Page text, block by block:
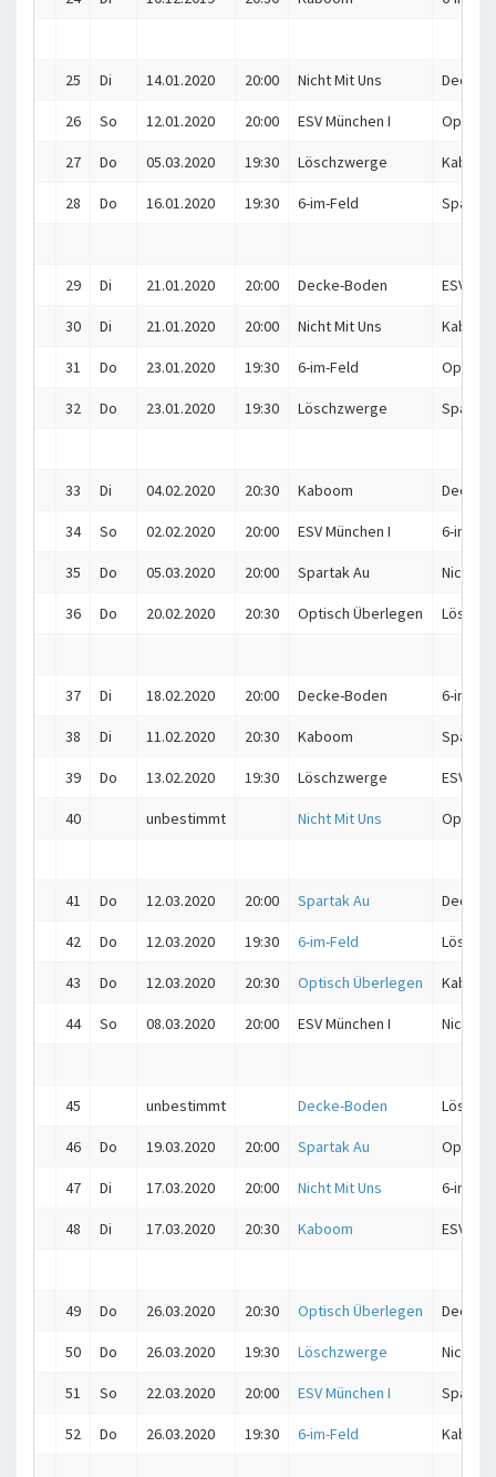
25 Di 14.01.2020 20:00 Nicht Mit Uns Decke-
26 So 12.01.2020 20:00 ESV München I
27 Do 05.03.2020 19:30 Löschzwerge Kaboom
28 Do 16.01.2020 19:30 6-im-Feld Spartak
29 Di 21.01.2020 20:00 Decke-Boden ESV
30 Di 21.01.2020 20:00 Nicht Mit Uns Kaboom
31 Do 23.01.2020 19:30 6-im-Feld
32 Do 23.01.2020 19:30 Löschzwerge Spartak
33 Di 04.02.2020 20:30 Kaboom Decke-
34 So 02.02.2020 20:00 ESV München I 6-im-
35 Do 05.03.2020 20:00 Spartak Au Nicht
36 Do 20.02.2020 20:30 Optisch Überlegen
37 Di 18.02.2020 20:00 Decke-Boden 6-im-
38 Di 11.02.2020 20:30 Kaboom Spartak
39 Do 13.02.2020 19:30 Löschzwerge ESV
40 unbestimmt Nicht Mit Uns
41 Do 12.03.2020 20:00 Spartak Au Decke-
42 Do 12.03.2020 19:30 6-im-Feld
43 Do 12.03.2020 20:30 Optisch Überlegen Kaboom
44 So 08.03.2020 20:00 ESV München I Nicht
45 unbestimmt Decke-Boden
46 Do 19.03.2020 20:00 Spartak Au
47 Di 17.03.2020 20:00 Nicht Mit Uns 6-im-
48 Di 17.03.2020 20:30 Kaboom ESV
49 Do 26.03.2020 20:30 Optisch Überlegen Decke-
50 Do 26.03.2020 19:30 Löschzwerge Nicht
51 So 22.03.2020 20:00 ESV München I Spartak
52 Do 26.03.2020 19:30 6-im-Feld Kaboom